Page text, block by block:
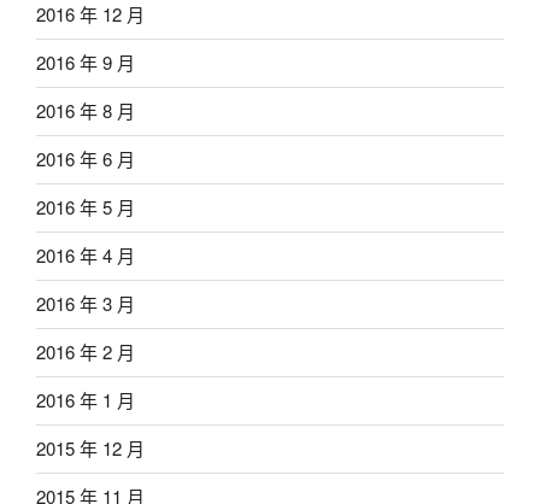
2016 年 12 月
2016 年 9 月
2016 年 8 月
2016 年 6 月
2016 年 5 月
2016 年 4 月
2016 年 3 月
2016 年 2 月
2016 年 1 月
2015 年 12 月
2015 年 11 月